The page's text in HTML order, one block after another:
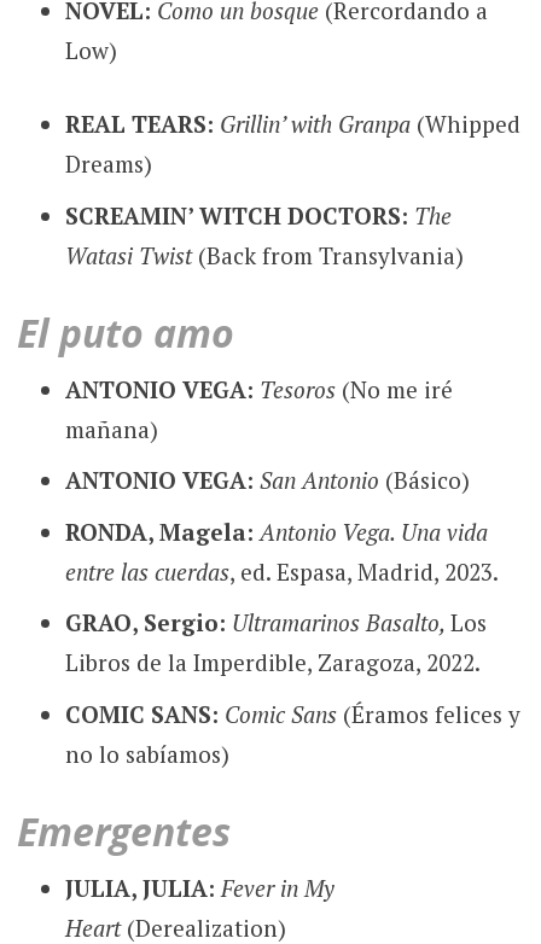
NOVEL: Como un bosque(Rercordando a
Low)
REAL TEARS: Grillin’ with Granpa(Whipped
Dreams)
SCREAMIN’ WITCH DOCTORS: The
Watasi Twist(Back from Transylvania)
El puto amo
ANTONIO VEGA: Tesoros(No me iré
mañana)
ANTONIO VEGA: San Antonio (Básico)
RONDA, Magela: Antonio Vega. Una vida
entre las cuerdas, ed. Espasa, Madrid, 2023.
GRAO, Sergio: Ultramarinos Basalto, Los
Libros de la Imperdible, Zaragoza, 2022.
COMIC SANS: Comic Sans(Éramos felices y
no lo sabíamos)
Emergentes
JULIA, JULIA: Fever in My
Heart(Derealization)